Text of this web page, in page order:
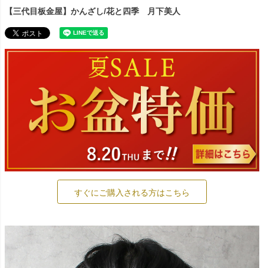
【三代目板金屋】かんざし/花と四季 月下美人
すぐにご購入される方はこちら